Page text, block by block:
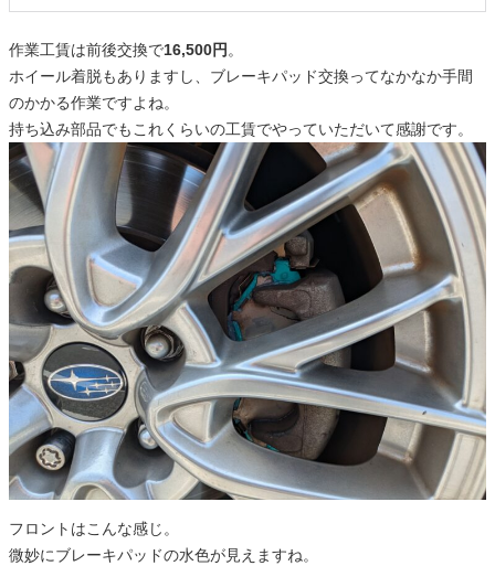
作業工賃は前後交換で16,500円 。
ホイール着脱もありますし、ブレーキパッド交換ってなかなか手間
のかかる作業ですよね。
持ち込み部品でもこれくらいの工賃でやっていただいて感謝です。
フロントはこんな感じ。
微妙にブレーキパッドの水色が見えますね。